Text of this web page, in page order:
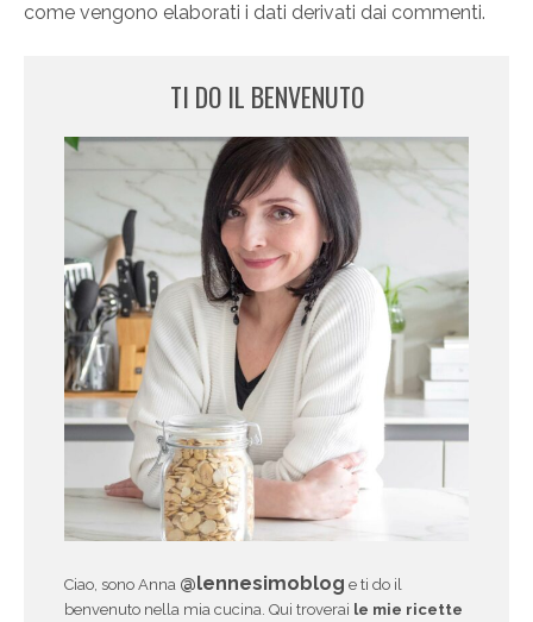
come vengono elaborati i dati derivati dai commenti.
TI DO IL BENVENUTO
Ciao, sono Anna @lennesimoblog e ti do il
benvenuto nella mia cucina. Qui troverai le mie ricette